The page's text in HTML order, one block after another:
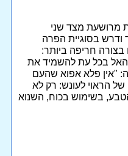
מרושעת מצד שני
ודרש בסוגיית הפרה
את אלוהים בצורה חריפה ביותר:
האל בכל עת להשמיד את
"אין פלא אפוא שהעם
הראוי לעונש: רק לא
בשימוש בכוח, השנוא